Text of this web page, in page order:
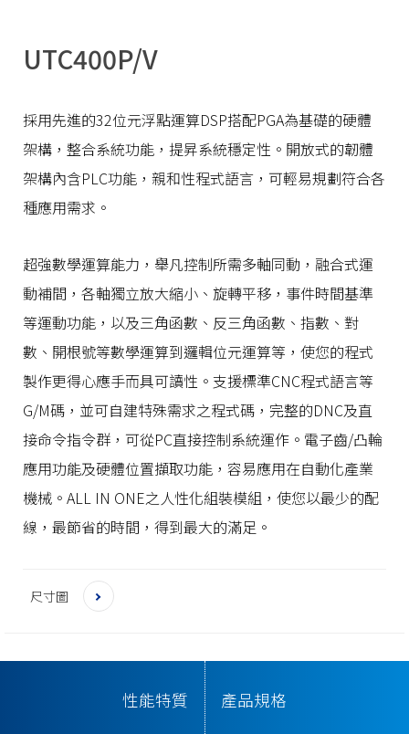
UTC400P/V
採用先進的32位元浮點運算DSP搭配PGA為基礎的硬體
架構，整合系統功能，提昇系統穩定性。開放式的韌體
架構內含PLC功能，親和性程式語言，可輕易規劃符合各
種應用需求。
超強數學運算能力，舉凡控制所需多軸同動，融合式運
動補間，各軸獨立放大縮小、旋轉平移，事件時間基準
等運動功能，以及三角函數、反三角函數、指數、對
數、開根號等數學運算到邏輯位元運算等，使您的程式
製作更得心應手而具可讀性。支援標準CNC程式語言等
G/M碼，並可自建特殊需求之程式碼，完整的DNC及直
接命令指令群，可從PC直接控制系統運作。電子齒/凸輪
應用功能及硬體位置擷取功能，容易應用在自動化產業
機械。ALL IN ONE之人性化組裝模組，使您以最少的配
線，最節省的時間，得到最大的滿足。
尺寸圖
性能特質 產品規格